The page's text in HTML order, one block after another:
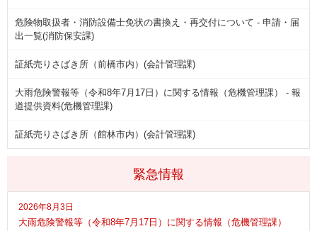
緊急情報
2026年8月3日
大雨危険警報等（令和8年7月17日）に関する情報（危機管理課）
危険物取扱者・消防設備士免状の書換え・再交付について - 申請・届
出一覧(消防保安課)
証紙売りさばき所（前橋市内）(会計管理課)
大雨危険警報等（令和8年7月17日）に関する情報（危機管理課） - 報
道提供資料(危機管理課)
証紙売りさばき所（館林市内）(会計管理課)